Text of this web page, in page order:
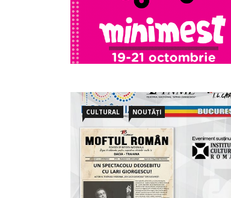
CULTURAL NOUTĂȚI